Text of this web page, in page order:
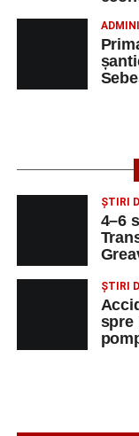
Transylvania
septembrie 2026
Intrarea este
Ultimele știri
4–6
Fest, la
Accident
Regelui.
Biciclist de
Regelui.
Biciclist de
produs pe
ȘTIRI
4–6
ȘTIRI
spre